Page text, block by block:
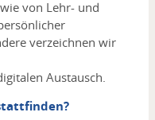
von Lehr- und
verzeichnen wir
Austausch.